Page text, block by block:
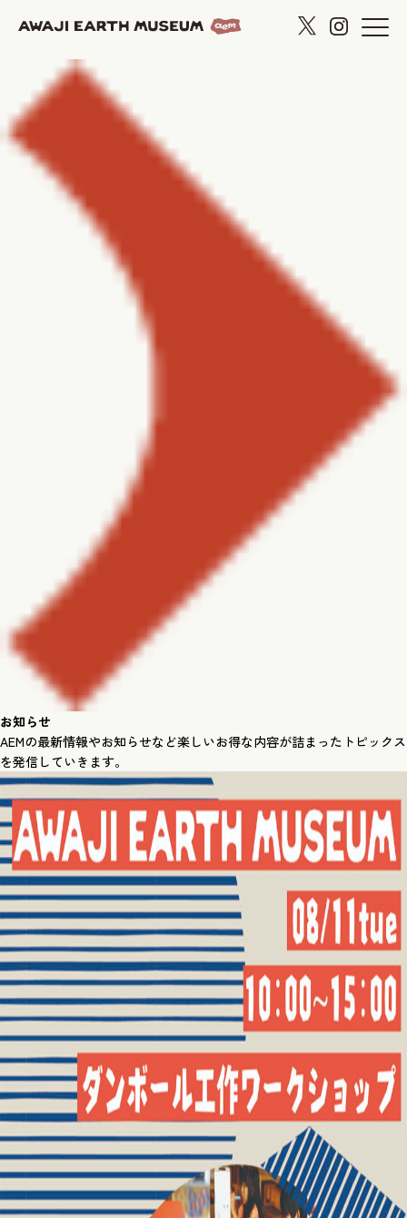
お知らせ
AEMの最新情報やお知らせなど楽しいお得な内容が詰まったトピックス
を発信していきます。